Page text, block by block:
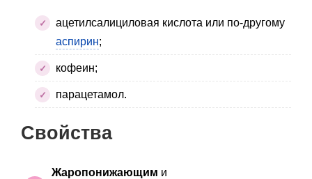
ацетилсалициловая кислота или по-другому
аспирин;
кофеин;
парацетамол.
Свойства
Жаропонижающим и